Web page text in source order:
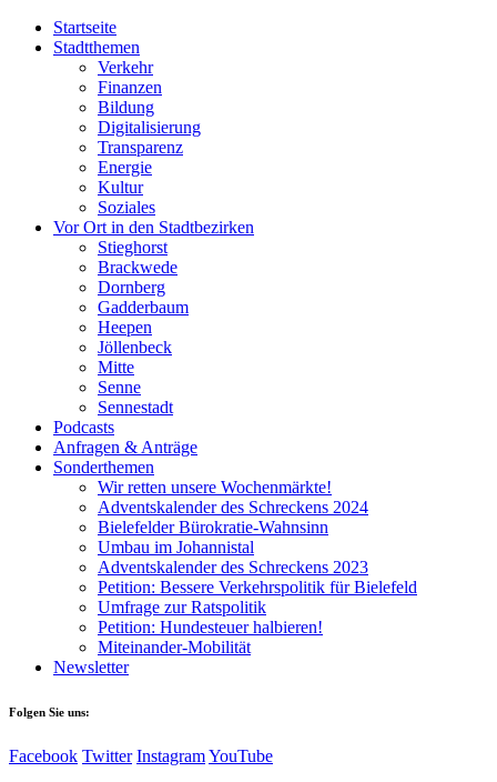
Startseite
Stadtthemen
Verkehr
Finanzen
Bildung
Digitalisierung
Transparenz
Energie
Kultur
Soziales
Vor Ort in den Stadtbezirken
Stieghorst
Brackwede
Dornberg
Gadderbaum
Heepen
Jöllenbeck
Mitte
Senne
Sennestadt
Podcasts
Anfragen & Anträge
Sonderthemen
Wir retten unsere Wochenmärkte!
Adventskalender des Schreckens 2024
Bielefelder Bürokratie-Wahnsinn
Umbau im Johannistal
Adventskalender des Schreckens 2023
Petition: Bessere Verkehrspolitik für Bielefeld​​
Umfrage zur Ratspolitik
Petition: Hundesteuer halbieren!
Miteinander-Mobilität
Newsletter
Folgen Sie uns:
Facebook Twitter InstagramYouTube